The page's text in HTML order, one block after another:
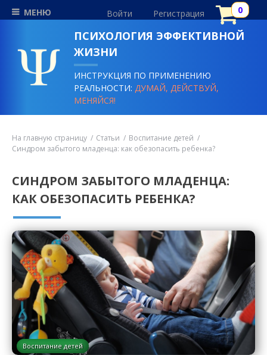
МЕНЮ Войти Регистрация
ПСИХОЛОГИЯ ЭФФЕКТИВНОЙ
ЖИЗНИ
ИНСТРУКЦИЯ ПО ПРИМЕНЕНИЮ
РЕАЛЬНОСТИ:ДУМАЙ, ДЕЙСТВУЙ,
МЕНЯЙСЯ!
На главную страницу Статьи
Воспитание детей
Синдром забытого младенца: как обезопасить ребенка?
СИНДРОМ ЗАБЫТОГО МЛАДЕНЦА:
КАК ОБЕЗОПАСИТЬ РЕБЕНКА?
Воспитание детей